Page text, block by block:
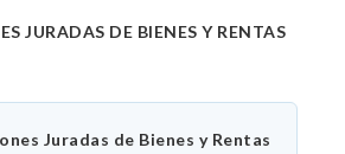
JURADAS DE BIENES Y RENTAS
Juradas de Bienes y Rentas